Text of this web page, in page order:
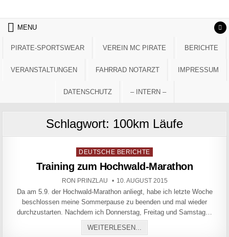
MENU
PIRATE-SPORTSWEAR VEREIN MC PIRATE BERICHTE
VERANSTALTUNGEN FAHRRAD NOTARZT IMPRESSUM
DATENSCHUTZ – INTERN –
Schlagwort: 100km Läufe
Posted in
DEUTSCHE BERICHTE
Training zum Hochwald-Marathon
AUTHOR:
RON PRINZLAU PUBLISHED DATE:
10. AUGUST 2015
Da am 5.9. der Hochwald-Marathon anliegt, habe ich letzte Woche
beschlossen meine Sommerpause zu beenden und mal wieder
durchzustarten. Nachdem ich Donnerstag, Freitag und Samstag…
WEITERLESEN...